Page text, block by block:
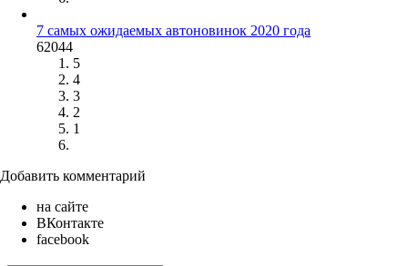
7 самых ожидаемых автоновинок 2020 года
62044
5
4
3
2
1
Добавить комментарий
на сайте
ВКонтакте
facebook